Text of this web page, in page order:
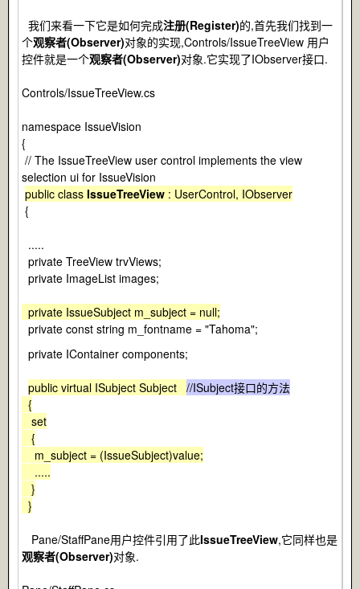
我们来看一下它是如何完成注册(Register)的,首先我们找到一
个观察者(Observer)对象的实现,Controls/IssueTreeView 用户
控件就是一个观察者(Observer)对象.它实现了IObserver接口.
Controls/IssueTreeView.cs
namespace IssueVision
{
// The IssueTreeView user control implements the view
selection ui for IssueVision
public class IssueTreeView : UserControl, IObserver
{
.....
private TreeView trvViews;
private ImageList images;
private IssueSubject m_subject = null;
private const string m_fontname = "Tahoma";
private IContainer components;
public virtual ISubject Subject //ISubject接口的方法
{
set
{
m_subject = (IssueSubject)value;
.....
}
}
Pane/StaffPane用户控件引用了此IssueTreeView,它同样也是
观察者(Observer)对象.